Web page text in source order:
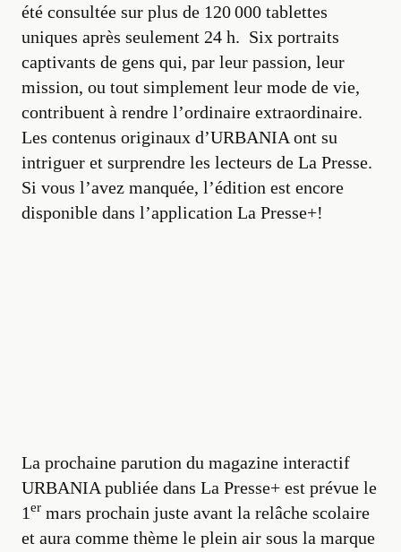
été consultée sur plus de 120 000 tablettes
uniques après seulement 24 h. Six portraits
captivants de gens qui, par leur passion, leur
mission, ou tout simplement leur mode de vie,
contribuent à rendre l’ordinaire extraordinaire.
Les contenus originaux d’URBANIA ont su
intriguer et surprendre les lecteurs de La Presse.
Si vous l’avez manquée, l’édition est encore
disponible dans l’application La Presse+!
La prochaine parution du magazine interactif
URBANIA publiée dans La Presse+ est prévue le
1er mars prochain juste avant la relâche scolaire
et aura comme thème le plein air sous la marque